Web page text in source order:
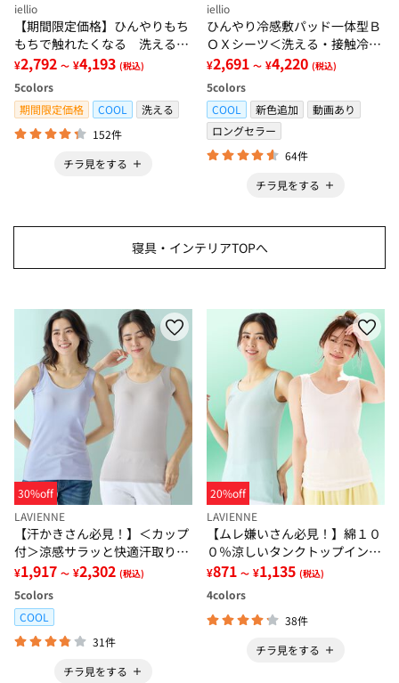
iellio
【期間限定価格】ひんやりもち
もちで触れたくなる 洗えるラ
グ＜低反発・滑りにくい・接触
冷感・防ダニ・カーペット＞
¥2,792 ～ ¥4,193 (税込)
5colors
期間限定価格
COOL
洗える
152件
チラ見をする
iellio
ひんやり冷感敷パッド一体型Ｂ
ＯＸシーツ＜洗える・接触冷
感・抗菌防臭・時短・家事楽・
ボックスシーツ・寝苦しさ対策
＞
¥2,691 ～ ¥4,220 (税込)
5colors
COOL
新色追加
動画あり
ロングセラー
64件
チラ見をする
寝具・インテリアTOPへ
30%off
LAVIENNE
【汗かきさん必見！】＜カップ
付＞涼感サラッと快適汗取りタ
ンクトップインナー＜さらりラ
ボ＞
¥1,917 ～ ¥2,302 (税込)
5colors
COOL
31件
チラ見をする
20%off
LAVIENNE
【ムレ嫌いさん必見！】綿１０
０％涼しいタンクトップインナ
ー＜さらりラボ＞
¥871 ～ ¥1,135 (税込)
4colors
38件
チラ見をする